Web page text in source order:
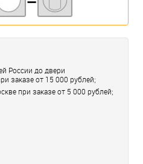
России до двери
заказе от 15 000 рублей;
при заказе от 5 000 рублей;